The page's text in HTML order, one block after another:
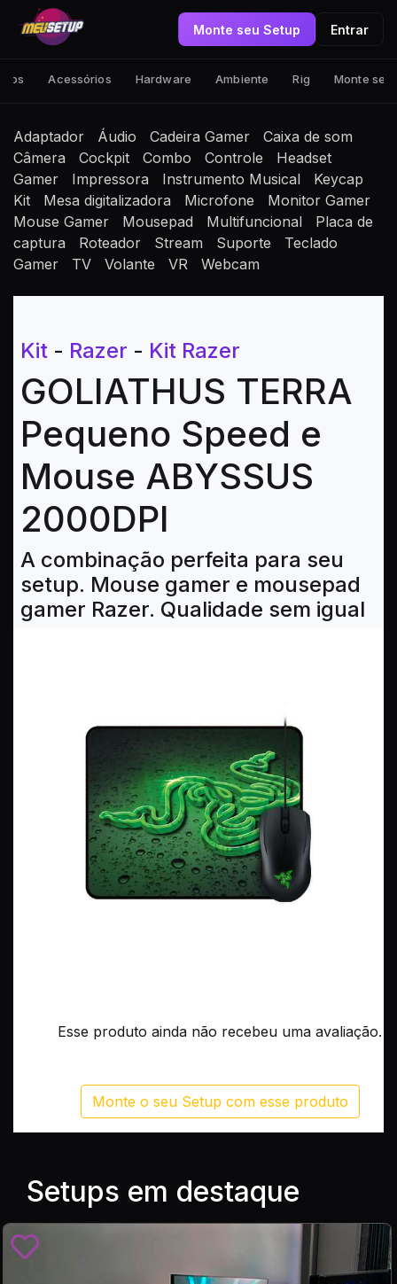
Monte seu Setup Entrar
Acessórios Hardware Ambiente Rig Monte seu
Adaptador Áudio Cadeira Gamer
Caixa de som
Câmera
Cockpit Combo Controle
Headset
Gamer
Impressora Instrumento Musical
Keycap
Kit
Mesa digitalizadora Microfone
Monitor Gamer
Mouse Gamer
Mousepad Multifuncional
Placa de
captura
Roteador Stream Suporte
Teclado
Gamer
TV Volante VR Webcam
Kit - Razer - Kit Razer
GOLIATHUS TERRA
Pequeno Speed e
Mouse ABYSSUS
2000DPI
A combinação perfeita para seu
setup. Mouse gamer e mousepad
gamer Razer. Qualidade sem igual
Esse produto ainda não recebeu uma avaliação.
Monte o seu Setup com esse produto
Setups em destaque